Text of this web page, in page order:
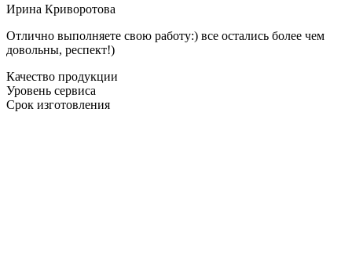
Ирина Криворотова
Отлично выполняете свою работу:) все остались более чем
довольны, респект!)
Качество продукции
Уровень сервиса
Срок изготовления